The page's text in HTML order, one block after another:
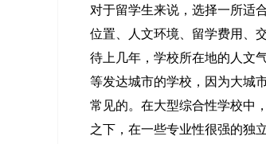
对于留学生来说，选择一所适
位置、人文环境、留学费用、
待上几年，学校所在地的人文
等发达城市的学校，因为大城
常见的。在大型综合性学校中
之下，在一些专业性很强的独